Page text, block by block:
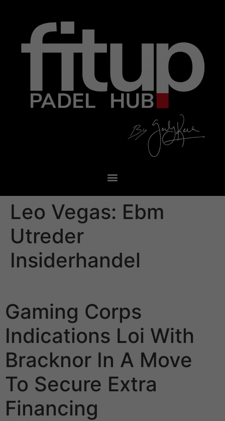
Leo Vegas: Ebm
Utreder
Insiderhandel
Gaming Corps
Indications Loi With
Bracknor In A Move
To Secure Extra
Financing